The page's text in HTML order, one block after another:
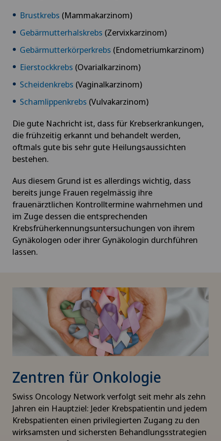
Brustkrebs (Mammakarzinom)
Gebärmutterhalskrebs (Zervixkarzinom)
Gebärmutterkörperkrebs (Endometriumkarzinom)
Eierstockkrebs (Ovarialkarzinom)
Scheidenkrebs (Vaginalkarzinom)
Schamlippenkrebs (Vulvakarzinom)
Die gute Nachricht ist, dass für Krebserkrankungen,
die frühzeitig erkannt und behandelt werden,
oftmals gute bis sehr gute Heilungsaussichten
bestehen.
Aus diesem Grund ist es allerdings wichtig, dass
bereits junge Frauen regelmässig ihre
frauenärztlichen Kontrolltermine wahrnehmen und
im Zuge dessen die entsprechenden
Krebsfrüherkennungsuntersuchungen von ihrem
Gynäkologen oder ihrer Gynäkologin durchführen
lassen.
Zentren für Onkologie
Swiss Oncology Network verfolgt seit mehr als zehn
Jahren ein Hauptziel: Jeder Krebspatientin und jedem
Krebspatienten einen privilegierten Zugang zu den
wirksamsten und sichersten Behandlungsstrategien